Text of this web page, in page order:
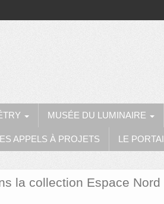
MUSÉE DU LUMINAIRE
APPELS À PROJETS LE
la collection Espace Nord